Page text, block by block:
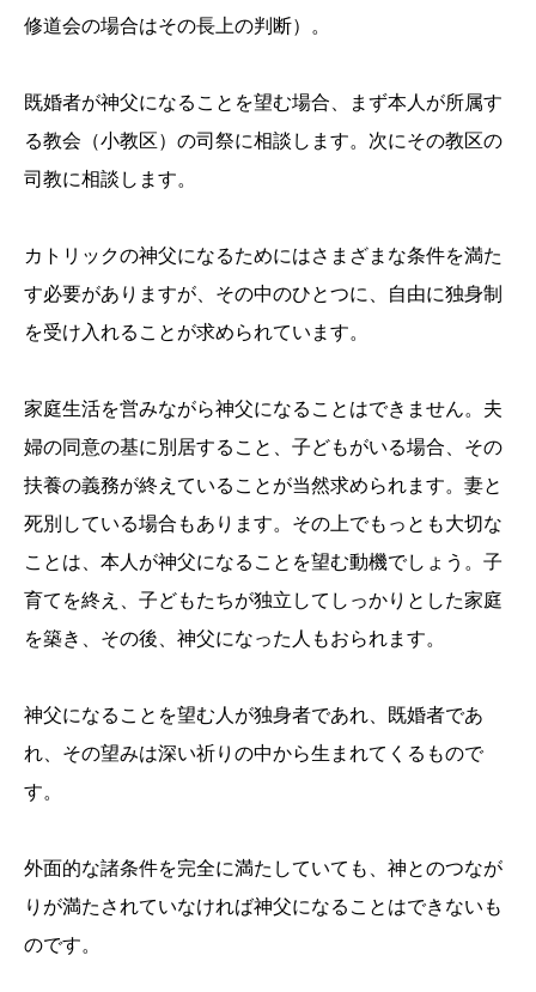
修道会の場合はその長上の判断）。
既婚者が神父になることを望む場合、まず本人が所属す
る教会（小教区）の司祭に相談します。次にその教区の
司教に相談します。
カトリックの神父になるためにはさまざまな条件を満た
す必要がありますが、その中のひとつに、自由に独身制
を受け入れることが求められています。
家庭生活を営みながら神父になることはできません。夫
婦の同意の基に別居すること、子どもがいる場合、その
扶養の義務が終えていることが当然求められます。妻と
死別している場合もあります。その上でもっとも大切な
ことは、本人が神父になることを望む動機でしょう。子
育てを終え、子どもたちが独立してしっかりとした家庭
を築き、その後、神父になった人もおられます。
神父になることを望む人が独身者であれ、既婚者であ
れ、その望みは深い祈りの中から生まれてくるもので
す。
外面的な諸条件を完全に満たしていても、神とのつなが
りが満たされていなければ神父になることはできないも
のです。